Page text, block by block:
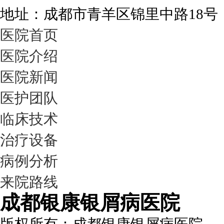
地址：成都市青羊区锦里中路18
医院首页
医院介绍
医院新闻
医护团队
临床技术
治疗设备
病例分析
来院路线
成都银康银屑病医院